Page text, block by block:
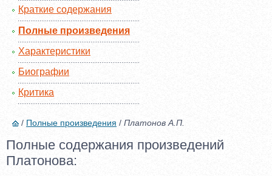
Краткие содержания
Полные произведения
Характеристики
Биографии
Критика
/ Полные произведения / Платонов А.П.
Полные содержания произведений
Платонова: